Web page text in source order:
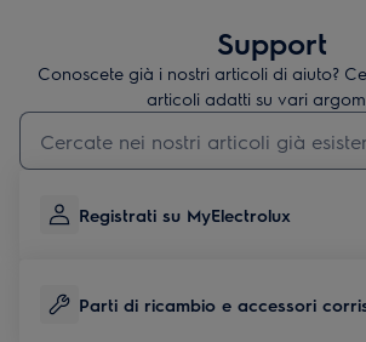
Support
Conoscete già i nostri articoli di aiuto?
articoli adatti su vari
Inserisci il termine di ricerca per gli articoli di
Registrati su MyElectrolux
Parti di ricambio e accessori